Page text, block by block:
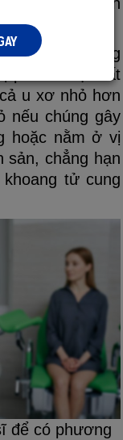
ảnh hưởng
phẫu thuật bất
u xơ nhỏ hơn
nếu chúng gây
hoặc nằm ở vị
sản, chẳng hạn
tử cung
để có phương
NGAY